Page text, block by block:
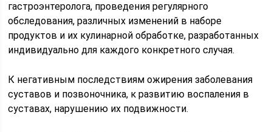
гастроэнтеролога, проведения регулярного
обследования, различных изменений в наборе
продуктов и их кулинарной обработке, разработанных
индивидуально для каждого конкретного случая.
К негативным последствиям ожирения заболевания
суставов и позвоночника, к развитию воспаления в
суставах, нарушению их подвижности.